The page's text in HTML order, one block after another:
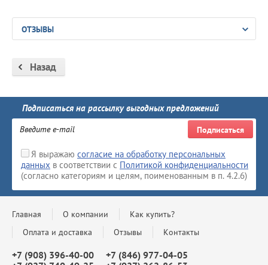
ОТЗЫВЫ
Назад
Подписаться на рассылку выгодных предложений
Я выражаю согласие на обработку персональных
данных в соответствии с Политикой конфиденциальности
(согласно категориям и целям, поименованным в п. 4.2.6)
Подписаться
Главная О компании
Как купить?
Оплата и доставка
Отзывы Контакты
+7 (908) 396-40-00
+7 (846) 977-04-05